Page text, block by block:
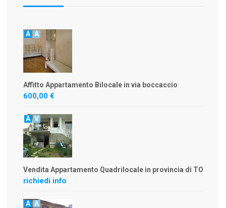
A A
Affitto Appartamento Bilocale in via boccaccio
600,00 €
A V
Vendita Appartamento Quadrilocale in provincia di TO
richiedi info
A A